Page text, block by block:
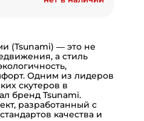
(Tsunami) — это не
а стиль
Одним из лидеров
скутеров в
бренд Tsunami.
разработанный с
качества и